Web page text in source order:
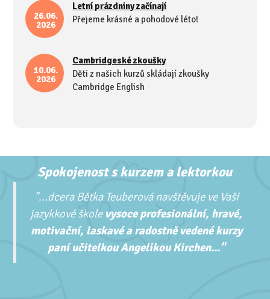
26.06.
2026
Letní prázdniny začínají
Přejeme krásné a pohodové léto!
10.06.
2026
Cambridgeské zkoušky
Děti z našich kurzů skládají zkoušky
Cambridge English
Spokojenost s kurzem a lektorkou
"...dcera Bětka Teuberová navštěvuje ve Vaší
jazykkové škole vysoce profesionální, hravé,
motivační, laskavé a radostně vedené kurzy
paní učitelkou Angelikou Kirchen..."